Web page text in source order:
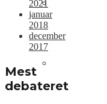
2021
januar
2018
december
2017
Mest
debateret